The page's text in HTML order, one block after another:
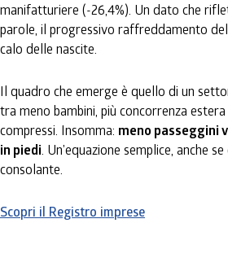
manifatturiere (-26,4%). Un dato che
parole, il progressivo raffreddamento
calo delle nascite.
Il quadro che emerge è quello di un
tra meno bambini, più concorrenza
compressi. Insomma: meno passeggini
in piedi . Un’equazione semplice, anche
consolante.
Scopri il Registro imprese